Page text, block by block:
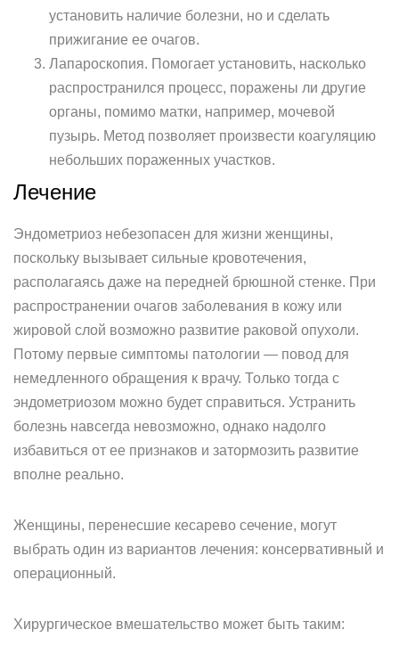
установить наличие болезни, но и сделать
прижигание ее очагов.
Лапароскопия. Помогает установить, насколько
распространился процесс, поражены ли другие
органы, помимо матки, например, мочевой
пузырь. Метод позволяет произвести коагуляцию
небольших пораженных участков.
Лечение
Эндометриоз небезопасен для жизни женщины,
поскольку вызывает сильные кровотечения,
располагаясь даже на передней брюшной стенке. При
распространении очагов заболевания в кожу или
жировой слой возможно развитие раковой опухоли.
Потому первые симптомы патологии — повод для
немедленного обращения к врачу. Только тогда с
эндометриозом можно будет справиться. Устранить
болезнь навсегда невозможно, однако надолго
избавиться от ее признаков и затормозить развитие
вполне реально.
Женщины, перенесшие кесарево сечение, могут
выбрать один из вариантов лечения: консервативный и
операционный.
Хирургическое вмешательство может быть таким: